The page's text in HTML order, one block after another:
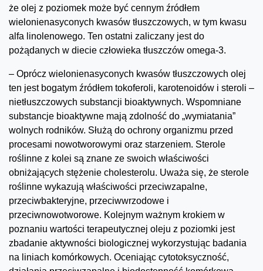
że olej z poziomek może być cennym źródłem
wielonienasyconych kwasów tłuszczowych, w tym kwasu
alfa linolenowego. Ten ostatni zaliczany jest do
pożądanych w diecie człowieka tłuszczów omega-3.
– Oprócz wielonienasyconych kwasów tłuszczowych olej
ten jest bogatym źródłem tokoferoli, karotenoidów i steroli –
nietłuszczowych substancji bioaktywnych. Wspomniane
substancje bioaktywne mają zdolność do „wymiatania”
wolnych rodników. Służą do ochrony organizmu przed
procesami nowotworowymi oraz starzeniem. Sterole
roślinne z kolei są znane ze swoich właściwości
obniżających stężenie cholesterolu. Uważa się, że sterole
roślinne wykazują właściwości przeciwzapalne,
przeciwbakteryjne, przeciwwrzodowe i
przeciwnowotworowe. Kolejnym ważnym krokiem w
poznaniu wartości terapeutycznej oleju z poziomki jest
zbadanie aktywności biologicznej wykorzystując badania
na liniach komórkowych. Oceniając cytotoksyczność,